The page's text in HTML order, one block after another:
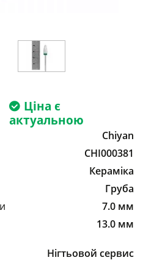
Ціна є
актуальною
Chiyan
CHI000381
Кераміка
Груба
7.0 мм
13.0 мм
Нігтьовой сервис